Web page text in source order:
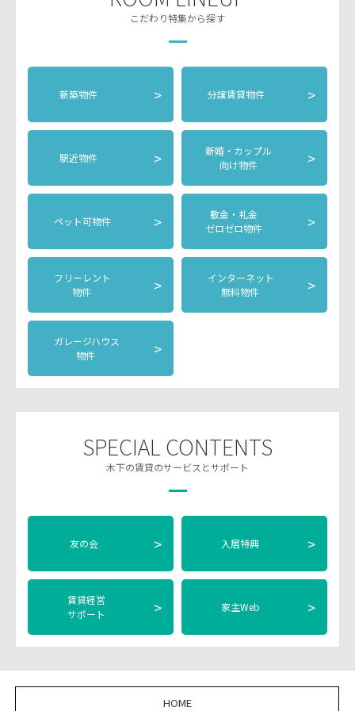
こだわり特集から探す
新築物件 > 分譲賃貸物件 >
駅近物件 >
新婚・カップル
向け物件
>
ペット可物件 >
敷金・礼金
ゼロゼロ物件
>
フリーレント
物件
>
インターネット
無料物件
>
ガレージハウス
物件
>
SPECIAL CONTENTS
木下の賃貸のサービスとサポート
友の会 > 入居特典 >
賃貸経営
サポート
> 家主Web >
HOME